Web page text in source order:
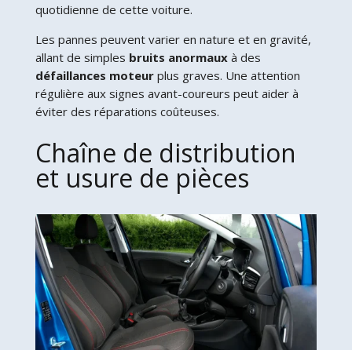
quotidienne de cette voiture.
Les pannes peuvent varier en nature et en gravité,
allant de simples bruits anormauxà des
défaillances moteurplus graves. Une attention
régulière aux signes avant-coureurs peut aider à
éviter des réparations coûteuses.
Chaîne de distribution
et usure de pièces